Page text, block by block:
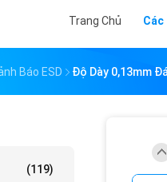
Trang Chủ Các
Báo ESD Độ Dày 0,13mm
(119)